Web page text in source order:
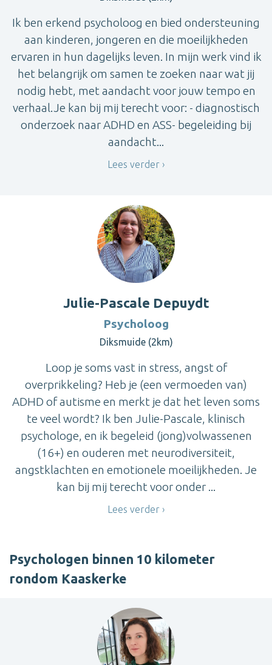
Ik ben erkend psycholoog en bied ondersteuning
aan kinderen, jongeren en die moeilijkheden
ervaren in hun dagelijks leven. In mijn werk vind ik
het belangrijk om samen te zoeken naar wat jij
nodig hebt, met aandacht voor jouw tempo en
verhaal.Je kan bij mij terecht voor: - diagnostisch
onderzoek naar ADHD en ASS- begeleiding bij
aandacht...
Lees verder
Julie-Pascale Depuydt
Psycholoog
Diksmuide (2km)
Loop je soms vast in stress, angst of
overprikkeling? Heb je (een vermoeden van)
ADHD of autisme en merkt je dat het leven soms
te veel wordt? Ik ben Julie-Pascale, klinisch
psychologe, en ik begeleid (jong)volwassenen
(16+) en ouderen met neurodiversiteit,
angstklachten en emotionele moeilijkheden. Je
kan bij mij terecht voor onder ...
Lees verder
Psychologen binnen 10 kilometer
rondom Kaaskerke